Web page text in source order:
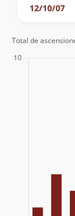
12/10/07
Total de